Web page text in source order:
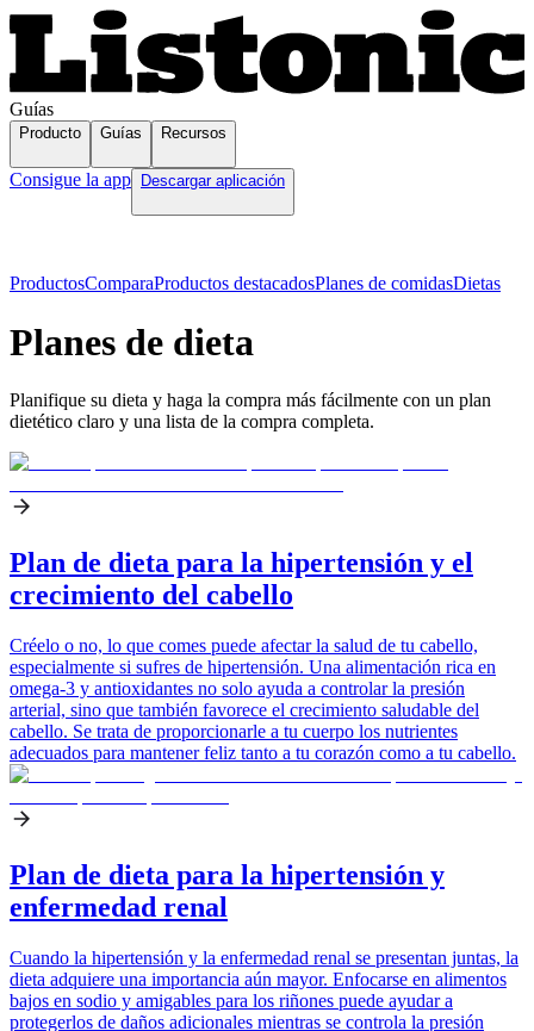
Guías
Producto Guías Recursos
Consigue la app Descargar aplicación
ProductosComparaProductos destacadosPlanes de comidasDietas
Planes de dieta
Planifique su dieta y haga la compra más fácilmente con un plan
dietético claro y una lista de la compra completa.
Plan de dieta para la hipertensión y el
crecimiento del cabello
Créelo o no, lo que comes puede afectar la salud de tu cabello,
especialmente si sufres de hipertensión. Una alimentación rica en
omega-3 y antioxidantes no solo ayuda a controlar la presión
arterial, sino que también favorece el crecimiento saludable del
cabello. Se trata de proporcionarle a tu cuerpo los nutrientes
adecuados para mantener feliz tanto a tu corazón como a tu cabello.
Plan de dieta para la hipertensión y
enfermedad renal
Cuando la hipertensión y la enfermedad renal se presentan juntas, la
dieta adquiere una importancia aún mayor. Enfocarse en alimentos
bajos en sodio y amigables para los riñones puede ayudar a
protegerlos de daños adicionales mientras se controla la presión